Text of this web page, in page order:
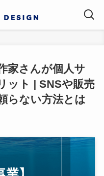
家さんが個人サ
ット | SNSや販売
らない方法とは